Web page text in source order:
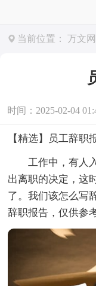
当前位置： 万文网
时间：2025-02-04
【精选】员工辞职
工作中，有人入
出离职的决定，这
了。我们该怎么写
辞职报告，仅供参